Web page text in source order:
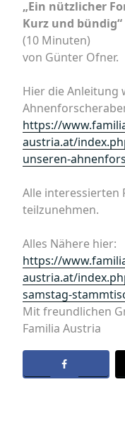
„Ein nützlicher
Kurz und bündig“
(10 Minuten)
von Günter Ofner.
Hier die Anleitung
https://
austria.at/
unseren-
Alle interessierten
teilzunehmen.
Alles Nähere hier:
https://
austria.at/
samstag-
Mit freundlichen
Familia Austria